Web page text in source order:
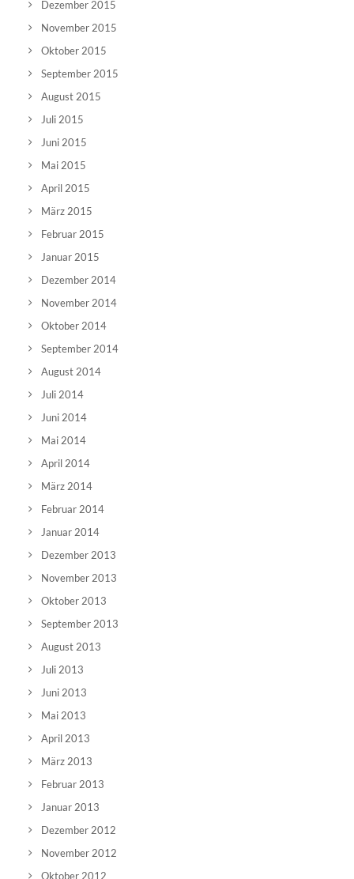
Dezember 2015
November 2015
Oktober 2015
September 2015
August 2015
Juli 2015
Juni 2015
Mai 2015
April 2015
März 2015
Februar 2015
Januar 2015
Dezember 2014
November 2014
Oktober 2014
September 2014
August 2014
Juli 2014
Juni 2014
Mai 2014
April 2014
März 2014
Februar 2014
Januar 2014
Dezember 2013
November 2013
Oktober 2013
September 2013
August 2013
Juli 2013
Juni 2013
Mai 2013
April 2013
März 2013
Februar 2013
Januar 2013
Dezember 2012
November 2012
Oktober 2012